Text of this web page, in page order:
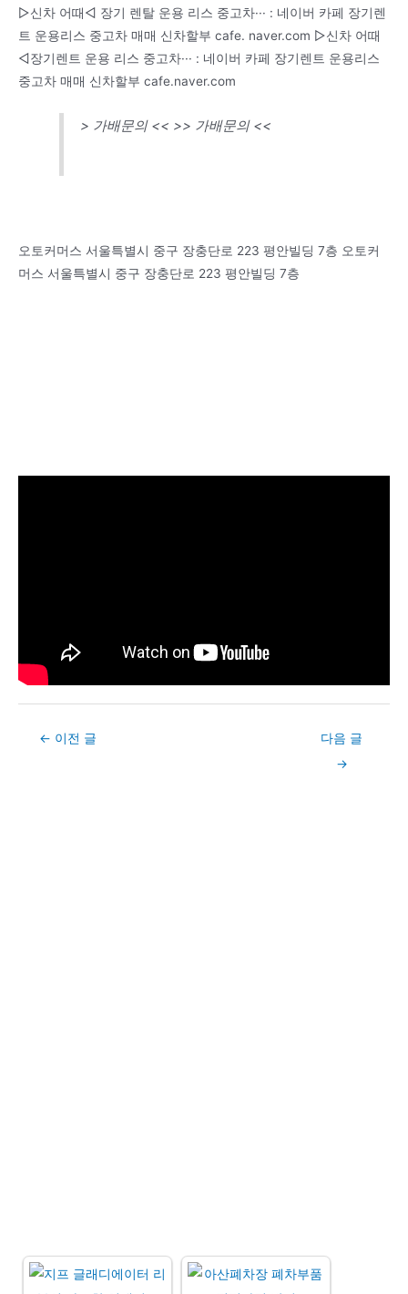
▷신차 어때◁ 장기 렌탈 운용 리스 중고차··· : 네이버 카페 장기렌
트 운용리스 중고차 매매 신차할부 cafe. naver.com ▷신차 어때
◁장기렌트 운용 리스 중고차··· : 네이버 카페 장기렌트 운용리스
중고차 매매 신차할부 cafe.naver.com
> 가배문의 << >> 가배문의 <<
오토커머스 서울특별시 중구 장충단로 223 평안빌딩 7층 오토커
머스 서울특별시 중구 장충단로 223 평안빌딩 7층
Post← 이전 글
다음 글
→